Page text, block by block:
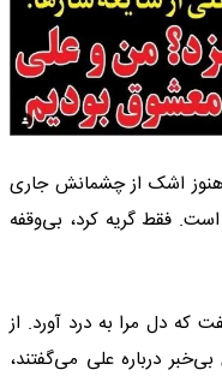
هنوز اشک از چشمانش جاری
فقط گریه کرد، بی‌وقفه
دل مرا به درد آورد. از
درباره علی می‌گفتند،